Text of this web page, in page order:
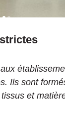
Ils sont
et